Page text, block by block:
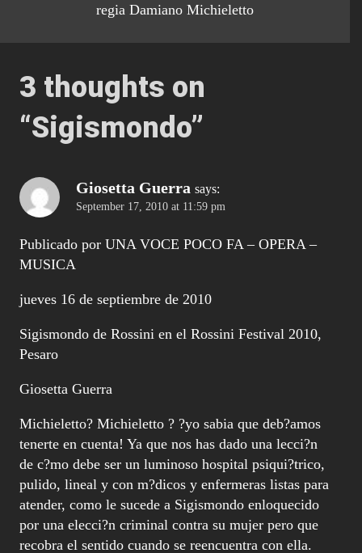
regia Damiano Michieletto
3 thoughts on
“Sigismondo”
Giosetta Guerra says:
September 17, 2010 at 11:59 pm
Publicado por UNA VOCE POCO FA – OPERA –
MUSICA
jueves 16 de septiembre de 2010
Sigismondo de Rossini en el Rossini Festival 2010,
Pesaro
Giosetta Guerra
Michieletto? Michieletto ? ?yo sabia que deb?amos
tenerte en cuenta! Ya que nos has dado una lecci?n
de c?mo debe ser un luminoso hospital psiqui?trico,
pulido, lineal y con m?dicos y enfermeras listas para
atender, como le sucede a Sigismondo enloquecido
por una elecci?n criminal contra su mujer pero que
recobra el sentido cuando se reencuentra con ella.